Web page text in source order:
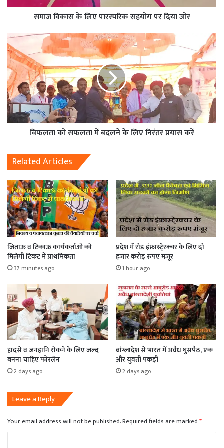
समाज विकास के लिए पारस्परिक सहयोग पर दिया जोर
विफलता को सफलता में बदलने के लिए निरंतर प्रयास करें
Related Articles
जिताऊ व टिकाऊ कार्यकर्ताओं को
मिलेगी टिकट में प्राथमिकता
37 minutes ago
प्रदेश में रोड इंफ्रास्टे्रक्चर के लिए दो
हजार करोड़ रुपए मंजूर
1 hour ago
हादसे व जनहानि रोकने के लिए जल्द
बनना चाहिए फोरलेन
2 days ago
बांग्लादेश से भारत में अवैध घुसपैठ, एक
और युवती पकड़ी
2 days ago
Leave a Reply
Your email address will not be published.Required fields are marked*